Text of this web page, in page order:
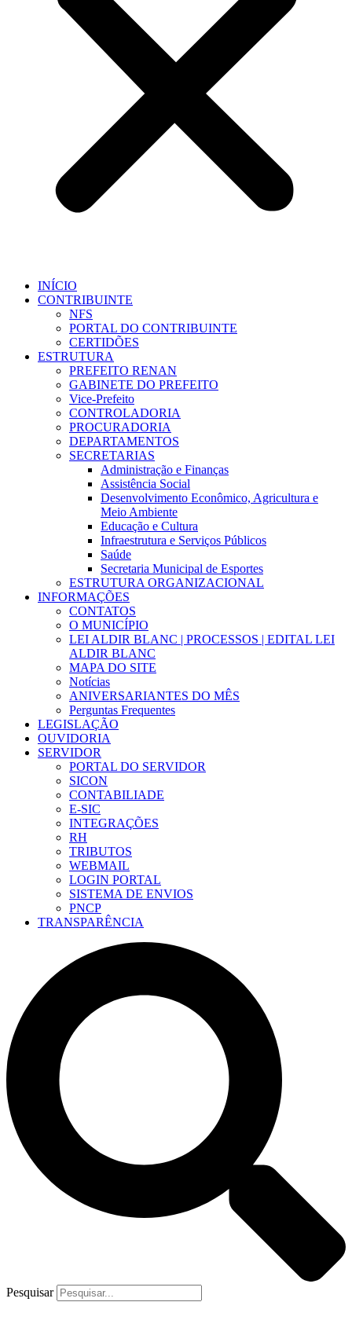
INÍCIO
CONTRIBUINTE
NFS
PORTAL DO CONTRIBUINTE
CERTIDÕES
ESTRUTURA
PREFEITO RENAN
GABINETE DO PREFEITO
Vice-Prefeito
CONTROLADORIA
PROCURADORIA
DEPARTAMENTOS
SECRETARIAS
Administração e Finanças
Assistência Social
Desenvolvimento Econômico, Agricultura e
Meio Ambiente
Educação e Cultura
Infraestrutura e Serviços Públicos
Saúde
Secretaria Municipal de Esportes
ESTRUTURA ORGANIZACIONAL
INFORMAÇÕES
CONTATOS
O MUNICÍPIO
LEI ALDIR BLANC | PROCESSOS | EDITAL LEI
ALDIR BLANC
MAPA DO SITE
Notícias
ANIVERSARIANTES DO MÊS
Perguntas Frequentes
LEGISLAÇÃO
OUVIDORIA
SERVIDOR
PORTAL DO SERVIDOR
SICON
CONTABILIADE
E-SIC
INTEGRAÇÕES
RH
TRIBUTOS
WEBMAIL
LOGIN PORTAL
SISTEMA DE ENVIOS
PNCP
TRANSPARÊNCIA
Pesquisar